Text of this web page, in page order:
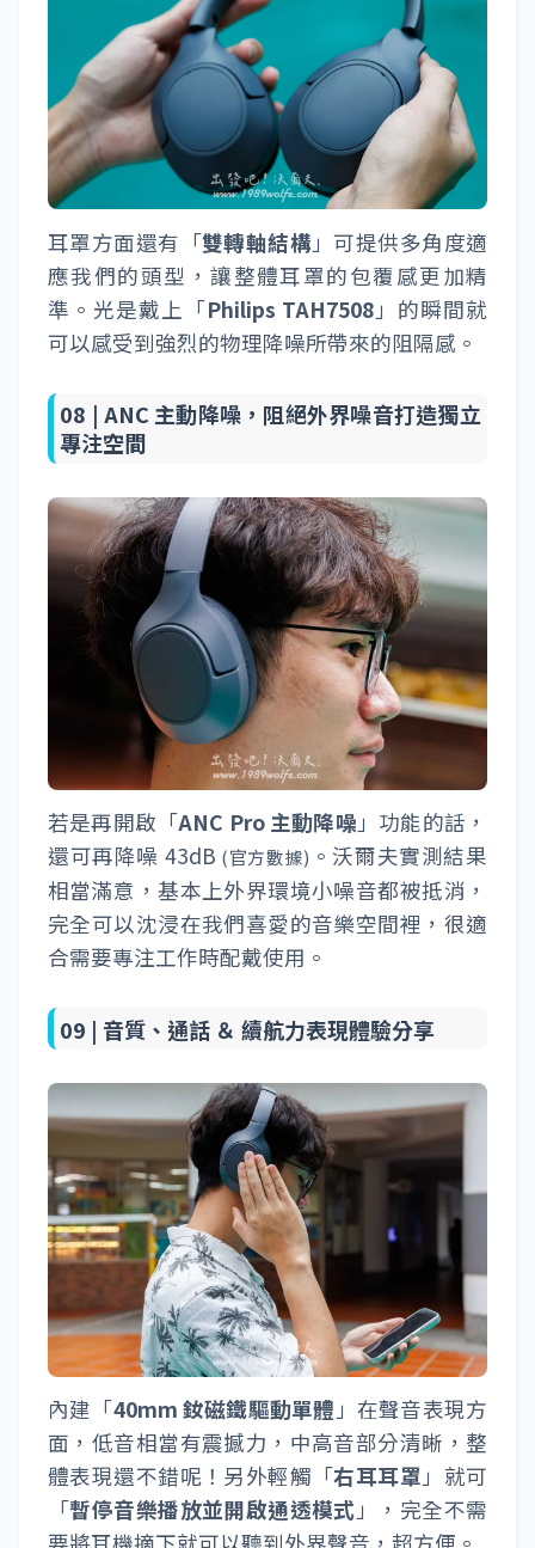
耳罩方面還有「雙轉軸結構 」可提供多角度適
應我們的頭型，讓整體耳罩的包覆感更加精
準。光是戴上「Philips TAH7508 」的瞬間就
可以感受到強烈的物理降噪所帶來的阻隔感。
08 | ANC 主動降噪，阻絕外界噪音打造獨立
專注空間
若是再開啟「ANC Pro 主動降噪」功能的話，
還可再降噪 43dB (官方數據) 。沃爾夫實測結果
相當滿意，基本上外界環境小噪音都被抵消，
完全可以沈浸在我們喜愛的音樂空間裡，很適
合需要專注工作時配戴使用。
09 | 音質、通話 ＆ 續航力表現體驗分享
內建「40mm 釹磁鐵驅動單體」在聲音表現方
面，低音相當有震撼力，中高音部分清晰，整
體表現還不錯呢！另外輕觸「右耳耳罩」就可
「暫停音樂播放並開啟通透模式」，完全不需